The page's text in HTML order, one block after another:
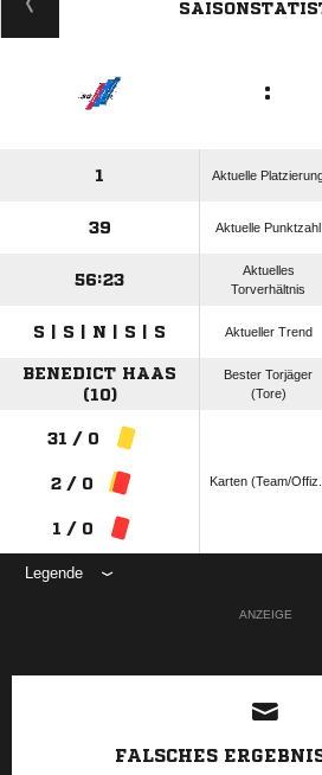
:
1 Aktuelle
39 Aktuelle Punktzahl
56:23
Aktuelles
Torverhältnis
S | S | N | S | S Aktueller Trend
BENEDICT HAAS
(10)
Bester Torjäger
(Tore)
31 / 0
2 / 0
1 / 0
Karten (Team/
Legende
ANZEIGE
FALSCHES